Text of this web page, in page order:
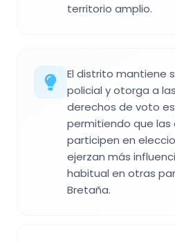
territorio amplio.
El distrito mantiene
policial y otorga a
derechos de voto
permitiendo que las
participen en
ejerzan más
habitual en otras
Bretaña.